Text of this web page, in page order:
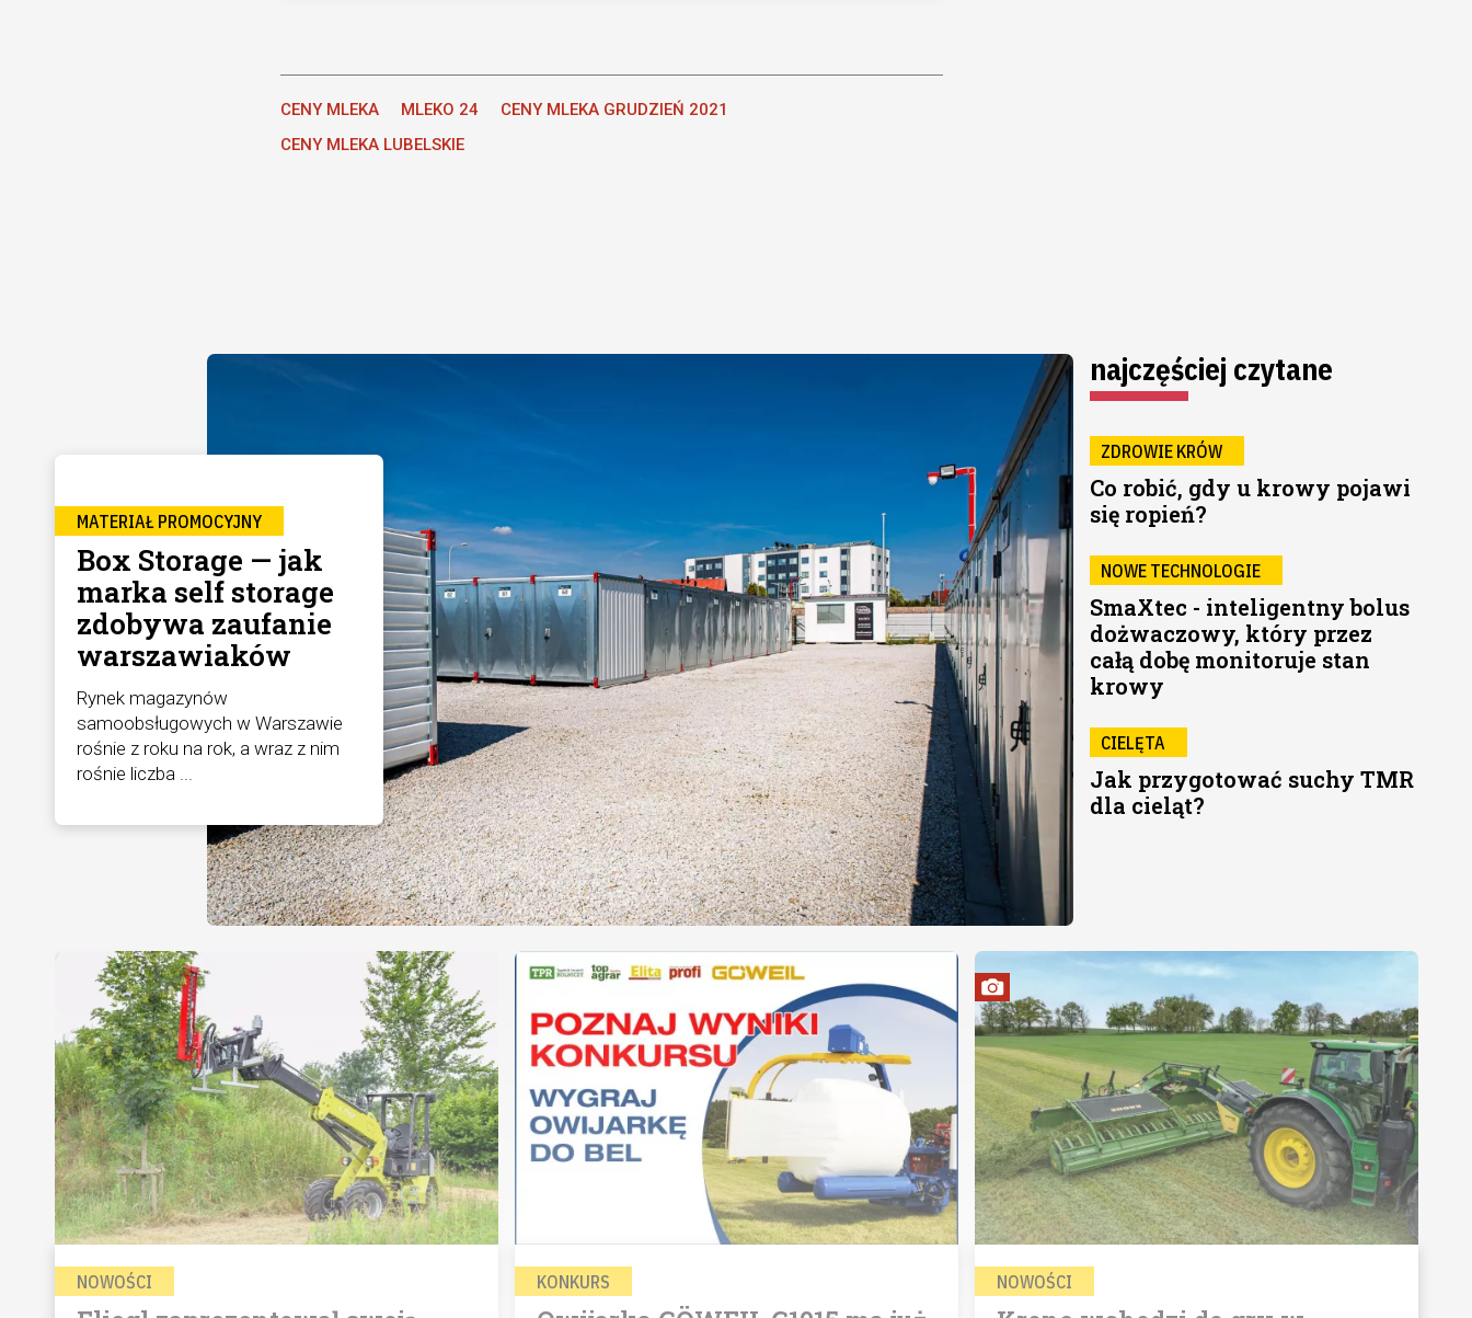
CENY MLEKA MLEKO 24
CENY MLEKA GRUDZIEŃ 2021
CENY MLEKA LUBELSKIE
MATERIAŁ PROMOCYJNY
Box Storage — jak
marka self storage
zdobywa zaufanie
warszawiaków
Rynek magazynów
samoobsługowych w Warszawie
rośnie z roku na rok, a wraz z nim
rośnie liczba ...
najczęściej czytane
ZDROWIE KRÓW
Co robić, gdy u krowy pojawi
się ropień?
NOWE TECHNOLOGIE
SmaXtec - inteligentny bolus
dożwaczowy, który przez
całą dobę monitoruje stan
krowy
CIELĘTA
Jak przygotować suchy TMR
dla cieląt?
NOWOŚCI KONKURS NOWOŚCI